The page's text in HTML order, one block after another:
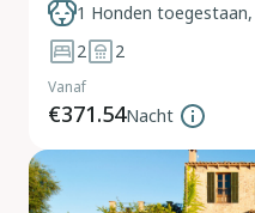
1 Honden
2
2
Vanaf
€371.54Nacht